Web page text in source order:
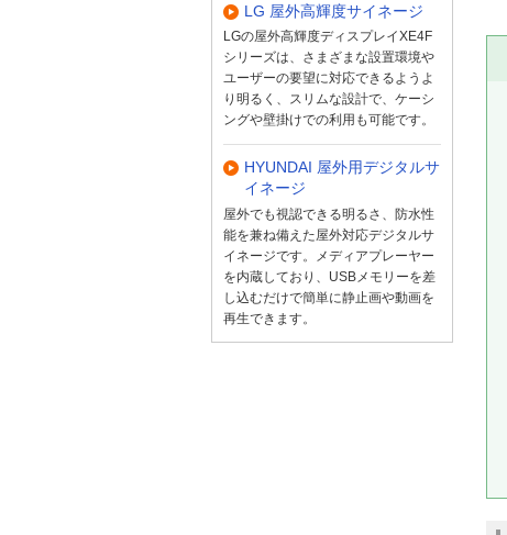
LG 屋外高輝度サイネージ
LGの屋外高輝度ディスプレイXE4F
シリーズは、さまざまな設置環境や
ユーザーの要望に対応できるようよ
り明るく、スリムな設計で、ケーシ
ングや壁掛けでの利用も可能です。
HYUNDAI 屋外用デジタルサ
イネージ
屋外でも視認できる明るさ、防水性
能を兼ね備えた屋外対応デジタルサ
イネージです。メディアプレーヤー
を内蔵しており、USBメモリーを差
し込むだけで簡単に静止画や動画を
再生できます。